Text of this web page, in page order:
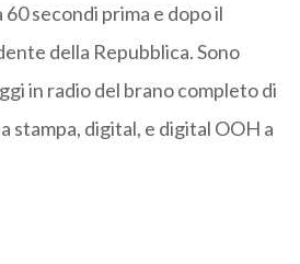
secondi prima e dopo il
della Repubblica. Sono
in radio del brano completo di
stampa, digital, e digital OOH a